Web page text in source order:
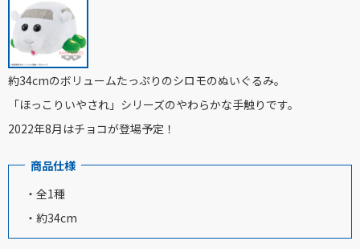
約34cmのボリュームたっぷりのシロモのぬいぐるみ。
「ほっこりいやされ」シリーズのやわらかな手触りです。
2022年8月はチョコが登場予定！
商品仕様
・全1種
・約34cm